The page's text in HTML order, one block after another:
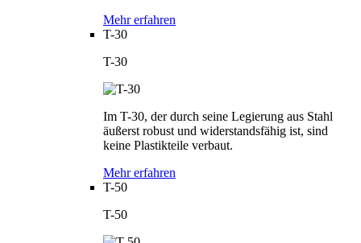
Mehr erfahren
T-30
T-30
Im T-30, der durch seine Legierung aus Stahl
äußerst robust und widerstandsfähig ist, sind
keine Plastikteile verbaut.
Mehr erfahren
T-50
T-50